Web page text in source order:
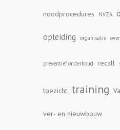
noodprocedures NVZA
opleiding organisatie
preventief onderhoud recall
toezicht training
ver- en nieuwbouw